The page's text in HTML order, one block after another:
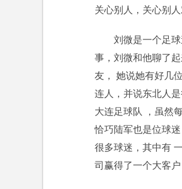
关心别人，关心别
刘微是一个足
事，刘微和他聊了
友， 她说她有好几
连人，并说东北人
大连足球队 ，虽然
恰巧陆军也是位球
很多球迷，其中有
司赢得了一个大客